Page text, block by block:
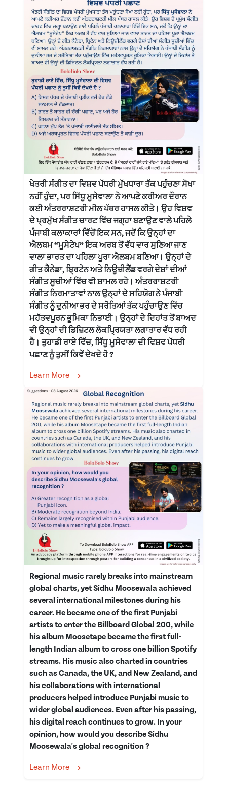
ਖੇਤਰੀ ਸੰਗੀਤ ਦਾ ਵਿਸ਼ਵ ਪੱਧਰੀ ਮੁੱਖਧਾਰਾ ਤੱਕ ਪਹੁੰਚਣਾ ਸੋਖਾ
ਨਹੀਂ ਹੁੰਦਾ, ਪਰ ਸਿੱਧੂ ਮੂਸੇਵਾਲਾ ਨੇ ਆਪਣੇ ਕਰੀਅਰ ਦੌਰਾਨ
ਕਈ ਅੰਤਰਰਾਸ਼ਟਰੀ ਮੀਲ ਪੱਥਰ ਹਾਸਲ ਕੀਤੇ। ਉਹ ਵਿਸ਼ਵ
ਦੇ ਪ੍ਰਮੁੱਖ ਸੰਗੀਤ ਚਾਰਟ ਵਿੱਚ ਜਗ੍ਹਾ ਬਣਾਉਣ ਵਾਲੇ ਪਹਿਲੇ
ਪੰਜਾਬੀ ਕਲਾਕਾਰਾਂ ਵਿੱਚੋਂ ਇਕ ਸਨ, ਜਦੋਂ ਕਿ ਉਨ੍ਹਾਂ ਦਾ
ਐਲਬਮ “ਮੂਸੇਟੇਪ” ਇਕ ਅਰਬ ਤੋਂ ਵੱਧ ਵਾਰ ਸੁਣਿਆ ਜਾਣ
ਵਾਲਾ ਭਾਰਤ ਦਾ ਪਹਿਲਾ ਪੂਰਾ ਐਲਬਮ ਬਣਿਆ। ਉਨ੍ਹਾਂ ਦੇ
ਗੀਤ ਕੈਨੇਡਾ, ਬ੍ਰਿਟੇਨ ਅਤੇ ਨਿਊਜ਼ੀਲੈਂਡ ਵਰਗੇ ਦੇਸ਼ਾਂ ਦੀਆਂ
ਸੰਗੀਤ ਸੂਚੀਆਂ ਵਿੱਚ ਵੀ ਸ਼ਾਮਲ ਰਹੇ। ਅੰਤਰਰਾਸ਼ਟਰੀ
ਸੰਗੀਤ ਨਿਰਮਾਤਾਵਾਂ ਨਾਲ ਉਨ੍ਹਾਂ ਦੇ ਸਹਿਯੋਗ ਨੇ ਪੰਜਾਬੀ
ਸੰਗੀਤ ਨੂੰ ਦੁਨੀਆ ਭਰ ਦੇ ਸਰੋਤਿਆਂ ਤੱਕ ਪਹੁੰਚਾਉਣ ਵਿੱਚ
ਮਹੱਤਵਪੂਰਨ ਭੂਮਿਕਾ ਨਿਭਾਈ। ਉਨ੍ਹਾਂ ਦੇ ਦਿਹਾਂਤ ਤੋਂ ਬਾਅਦ
ਵੀ ਉਨ੍ਹਾਂ ਦੀ ਡਿਜ਼ਿਟਲ ਲੋਕਪ੍ਰਿਯਤਾ ਲਗਾਤਾਰ ਵੱਧ ਰਹੀ
ਹੈ। ਤੁਹਾਡੀ ਰਾਏ ਵਿੱਚ, ਸਿੱਧੂ ਮੂਸੇਵਾਲਾ ਦੀ ਵਿਸ਼ਵ ਪੱਧਰੀ
ਪਛਾਣ ਨੂੰ ਤੁਸੀਂ ਕਿਵੇਂ ਦੇਖਦੇ ਹੋ ?
Learn More
Regional music rarely breaks into mainstream
global charts, yet Sidhu Moosewala achieved
several international milestones during his
career. He became one of the first Punjabi
artists to enter the Billboard Global 200, while
his album Moosetape became the first full-
length Indian album to cross one billion Spotify
streams. His music also charted in countries
such as Canada, the UK, and New Zealand, and
his collaborations with international
producers helped introduce Punjabi music to
wider global audiences. Even after his passing,
his digital reach continues to grow. In your
opinion, how would you describe Sidhu
Moosewala's global recognition ?
Learn More